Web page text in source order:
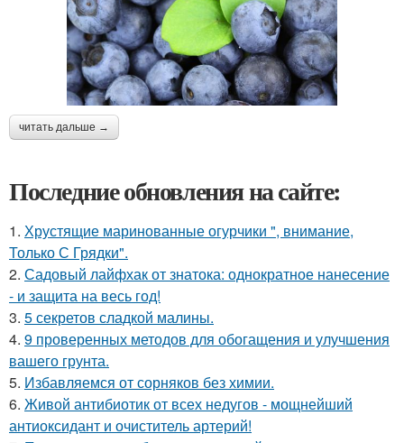
читать дальше →
Последние обновления на сайте:
1. Хрустящие маринованные огурчики ", внимание,
Только С Грядки".
2. Садовый лайфхак от знатока: однократное нанесение
- и защита на весь год!
3. 5 секретов сладкой малины.
4. 9 проверенных методов для обогащения и улучшения
вашего грунта.
5. Избавляемся от сорняков без химии.
6. Живой антибиотик от всех недугов - мощнейший
антиоксидант и очиститель артерий!